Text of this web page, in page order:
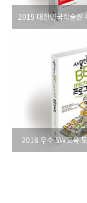
2018 우수 SW교육